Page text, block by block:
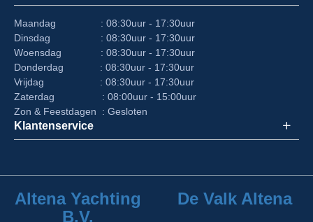
Maandag : 08:30uur - 17:30uur
Dinsdag : 08:30uur - 17:30uur
Woensdag : 08:30uur - 17:30uur
Donderdag : 08:30uur - 17:30uur
Vrijdag : 08:30uur - 17:30uur
Zaterdag : 08:00uur - 15:00uur
Zon & Feestdagen : Gesloten
Klantenservice
Altena Yachting
B.V.
De Valk Altena